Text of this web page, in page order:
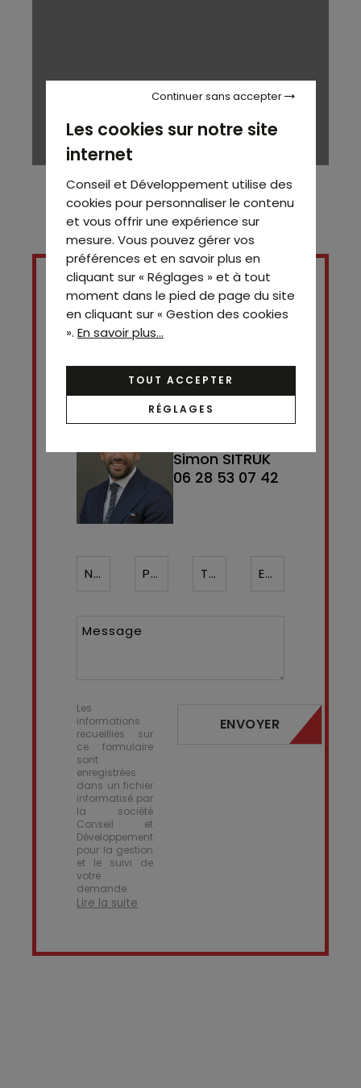
Simon SITRUK
06 28 53 07 42
Nom* Prénom Téléphone ¹* Email*
Message
Les
informations
recueillies sur
ce formulaire
sont
enregistrées
dans un fichier
informatisé par
la société
Conseil et
Développement
pour la gestion
et le suivi de
votre
demande.
Lire la suite
ENVOYER
Les cookies sur notre site
internet
Conseil et Développement utilise des
cookies pour personnaliser le contenu
et vous offrir une expérience sur
mesure. Vous pouvez gérer vos
préférences et en savoir plus en
cliquant sur « Réglages » et à tout
moment dans le pied de page du site
en cliquant sur « Gestion des cookies
». En savoir plus...
TOUT ACCEPTER
RÉGLAGES
Continuer sans accepter